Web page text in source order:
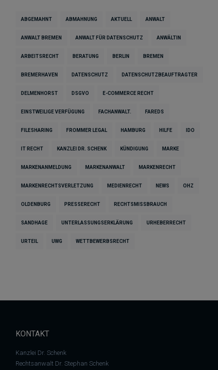
ABGEMAHNT ABMAHNUNG AKTUELL ANWALT
ANWALT BREMEN ANWALT FÜR DATENSCHUTZ ANWÄLTIN
ARBEITSRECHT BERATUNG BERLIN BREMEN
BREMERHAVEN DATENSCHUTZ DATENSCHUTZBEAUFTRAGTER
DELMENHORST DSGVO E-COMMERCE RECHT
EINSTWEILIGE VERFÜGUNG FACHANWALT. FAREDS
FILESHARING FROMMER LEGAL HAMBURG HILFE IDO
IT RECHT KANZLEI DR. SCHENK KÜNDIGUNG MARKE
MARKENANMELDUNG MARKENANWALT MARKENRECHT
MARKENRECHTSVERLETZUNG MEDIENRECHT NEWS OHZ
OLDENBURG PRESSERECHT RECHTSMISSBRAUCH
SANDHAGE UNTERLASSUNGSERKLÄRUNG URHEBERRECHT
URTEIL UWG WETTBEWERBSRECHT
KONTAKT
Kanzlei Dr. Schenk
Rechtsanwalt Dr. Stephan Schenk